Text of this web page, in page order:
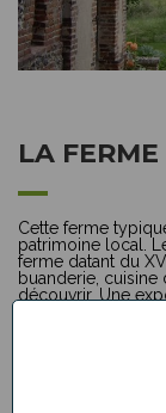
LA
Cette ferme
patrimoine local.
ferme datant du
buanderie, cuisine
découvrir. Une